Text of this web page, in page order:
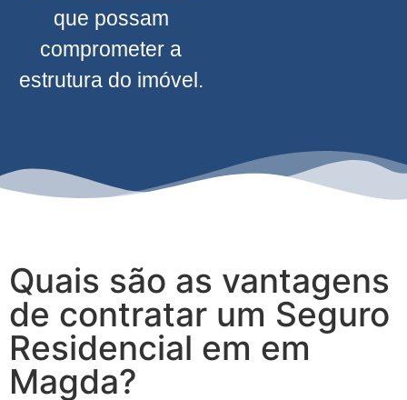
que possam
comprometer a
estrutura do imóvel.
Quais são as vantagens
de contratar um Seguro
Residencial em em
Magda?